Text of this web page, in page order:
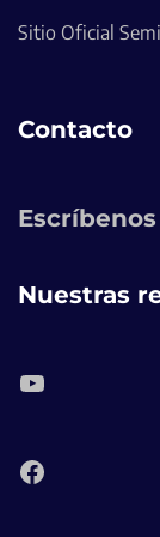
Sitio Oficial
Contacto
Escríbenos
Nuestras
YouTube
Facebook